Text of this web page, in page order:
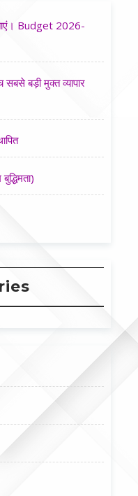
Budget 2026-
बड़ी मुक्त व्यापार